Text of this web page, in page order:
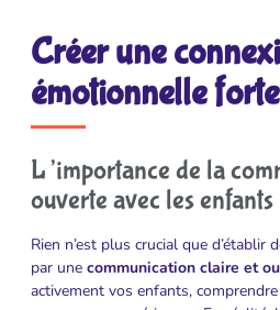
Créer une
émotionnelle forte
L’importance de la
ouverte avec les enfants
Rien n’est plus crucial que d’établir
par une communication claire et
activement vos enfants,